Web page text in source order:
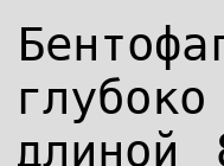
длиной